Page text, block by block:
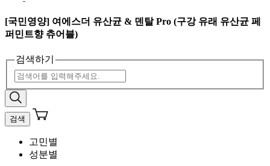
[국민영양] 여에스더 유산균 & 덴탈 Pro (구강 유래 유산균 페
퍼민트향 츄어블)
검색하기
검색
고민별
성분별